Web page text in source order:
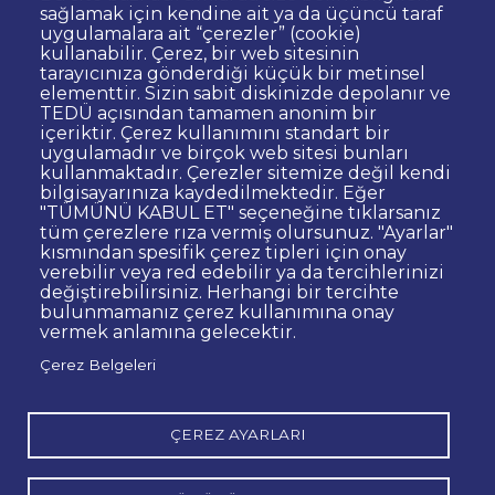
sağlamak için kendine ait ya da üçüncü taraf
uygulamalara ait “çerezler” (cookie)
kullanabilir. Çerez, bir web sitesinin
tarayıcınıza gönderdiği küçük bir metinsel
elementtir. Sizin sabit diskinizde depolanır ve
TEDÜ açısından tamamen anonim bir
içeriktir. Çerez kullanımını standart bir
uygulamadır ve birçok web sitesi bunları
kullanmaktadır. Çerezler sitemize değil kendi
bilgisayarınıza kaydedilmektedir. Eğer
"TÜMÜNÜ KABUL ET" seçeneğine tıklarsanız
tüm çerezlere rıza vermiş olursunuz. "Ayarlar"
kısmından spesifik çerez tipleri için onay
verebilir veya red edebilir ya da tercihlerinizi
değiştirebilirsiniz. Herhangi bir tercihte
bulunmamanız çerez kullanımına onay
vermek anlamına gelecektir.
Çerez Belgeleri
ÇEREZ AYARLARI
Dipnot
Sıkça Sorulan Sorular
Kişisel Verilerin Korunması
Gizlilik Politikası
Sorumluluk Reddi
Bilgi Edinme
Site Yöneticisi İletişim
İhale ve Satınalma İlanları
Açık Rıza
Kurumsal Kimlik
Web Erişilebilirlik Beyanı
© TED Üniversitesi. Ziya Gökalp Caddesi No:48 06420, Kolej
Çankaya ANKARA
ÜniversitesiÜniversitesiÜniversitesi
TED
geç